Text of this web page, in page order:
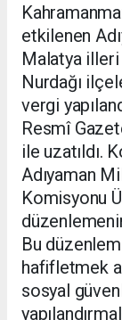
etkilenen
Malatya illeri
Nurdağı
vergi
Resmî
ile uzatıldı.
Adıyaman
Komisyonu
Bu
hafifletmek
sosyal